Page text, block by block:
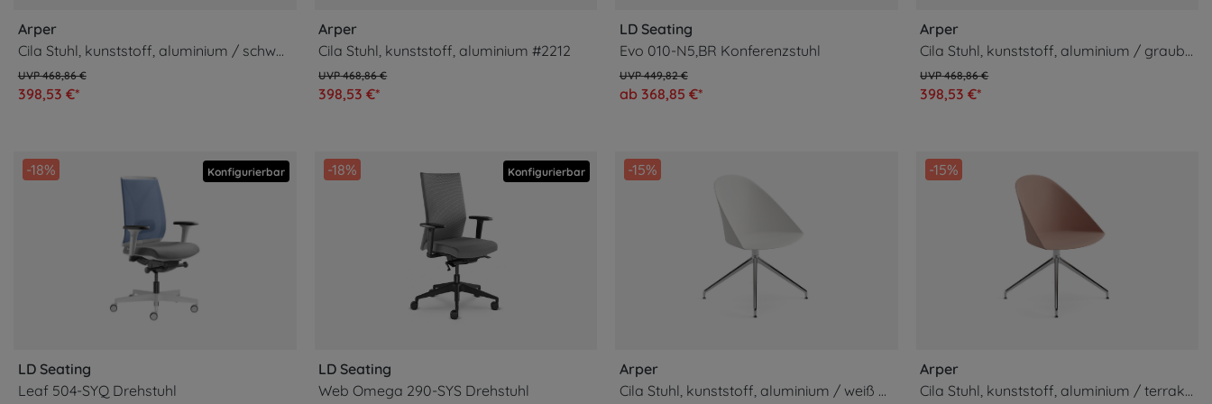
Arper
Cila Stuhl, kunststoff, aluminium / schwarz #2212
398,53 €*
468,86 €
Arper
Cila Stuhl, kunststoff, aluminium #2212
398,53 €*
468,86 €
LD Seating
Evo 010-N5,BR Konferenzstuhl
ab 368,85 €*
449,82 €
Arper
Cila Stuhl, kunststoff, aluminium / graublau #2212
398,53 €*
468,86 €
-18%
LD Seating
Leaf 504-SYQ Drehstuhl
Konfigurierbar -18%
LD Seating
Web Omega 290-SYS Drehstuhl
Konfigurierbar -15%
Arper
Cila Stuhl, kunststoff, aluminium / weiß #2212
-15%
Arper
Cila Stuhl, kunststoff, aluminium / terrakotta #2212